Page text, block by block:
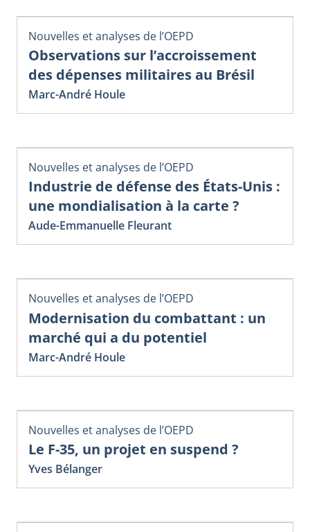
Nouvelles et analyses de l’OEPD
Observations sur l’accroissement
des dépenses militaires au Brésil
Marc-André Houle
Nouvelles et analyses de l’OEPD
Industrie de défense des États-Unis :
une mondialisation à la carte ?
Aude-Emmanuelle Fleurant
Nouvelles et analyses de l’OEPD
Modernisation du combattant : un
marché qui a du potentiel
Marc-André Houle
Nouvelles et analyses de l’OEPD
Le F-35, un projet en suspend ?
Yves Bélanger